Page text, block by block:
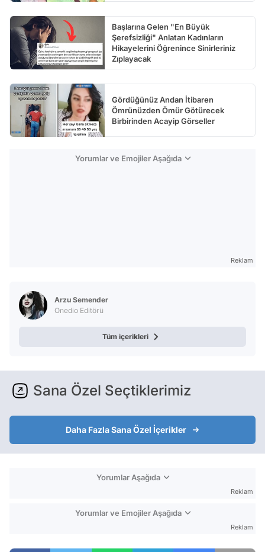
Başlarına Gelen "En Büyük
Şerefsizliği" Anlatan Kadınların
Hikayelerini Öğrenince Sinirleriniz
Zıplayacak
Gördüğünüz Andan İtibaren
Ömrünüzden Ömür Götürecek
Birbirinden Acayip Görseller
Yorumlar ve Emojiler Aşağıda
Reklam
Arzu Semender
Onedio Editörü
Tüm içerikleri
Sana Özel Seçtiklerimiz
Daha Fazla Sana Özel İçerikler
Yorumlar Aşağıda
Reklam
Yorumlar ve Emojiler Aşağıda
Reklam